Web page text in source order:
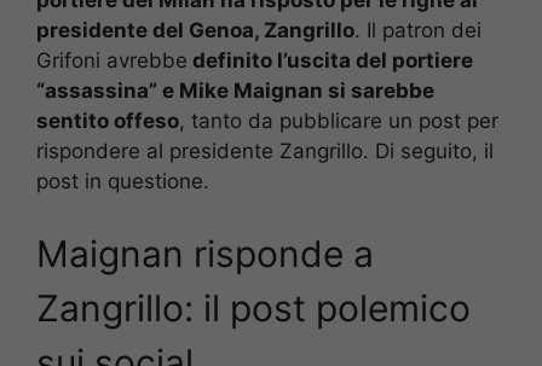
presidente del Genoa, Zangrillo. Il patron dei
Grifoni avrebbe definito l’uscita del portiere
“assassina” e Mike Maignan si sarebbe
sentito offeso, tanto da pubblicare un post per
rispondere al presidente Zangrillo. Di seguito, il
post in questione.
Maignan risponde a
Zangrillo: il post polemico